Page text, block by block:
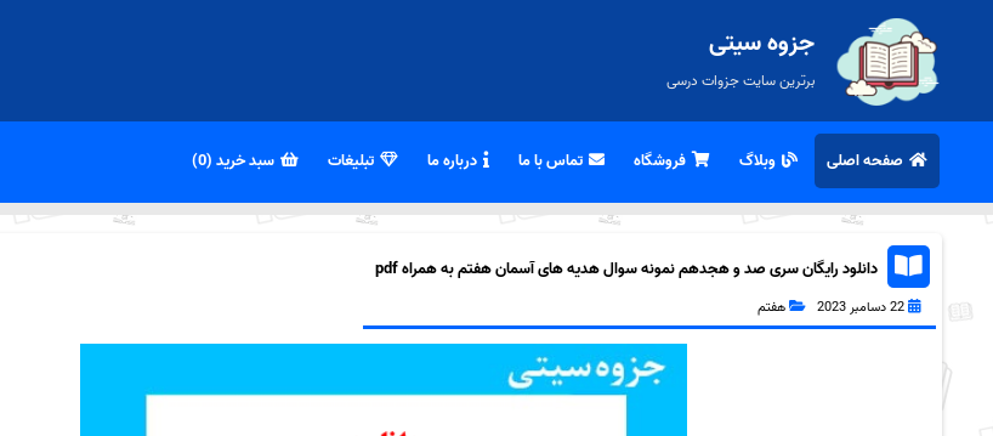
جزوه سیتی
برترین سایت جزوات درسی
صفحه اصلی وبلاگ فروشگاه تماس با ما درباره ما تبلیغات سبد خرید (0)
دانلود رایگان سری صد و هجدهم نمونه سوال هدیه های آسمان هفتم به همراه pdf
22 دسامبر 2023 هفتم